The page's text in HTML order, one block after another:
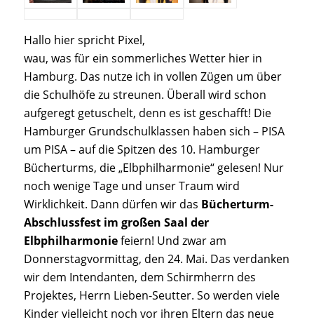
Hallo hier spricht Pixel,
wau, was für ein sommerliches Wetter hier in
Hamburg. Das nutze ich in vollen Zügen um über
die Schulhöfe zu streunen. Überall wird schon
aufgeregt getuschelt, denn es ist geschafft! Die
Hamburger Grundschulklassen haben sich – PISA
um PISA – auf die Spitzen des 10. Hamburger
Bücherturms, die „Elbphilharmonie“ gelesen! Nur
noch wenige Tage und unser Traum wird
Wirklichkeit. Dann dürfen wir das Bücherturm-
Abschlussfest im großen Saal der
Elbphilharmoniefeiern! Und zwar am
Donnerstagvormittag, den 24. Mai. Das verdanken
wir dem Intendanten, dem Schirmherrn des
Projektes, Herrn Lieben-Seutter. So werden viele
Kinder vielleicht noch vor ihren Eltern das neue